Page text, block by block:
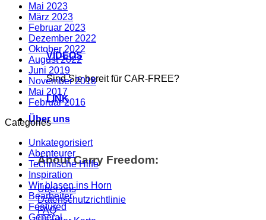
VIDEOS
Sind Sie bereit für CAR-FREE?
LINK
Über uns
About Carry Freedom:
Über uns
Datenschutzrichtlinie
FAQ
Mai 2023
März 2023
Februar 2023
Dezember 2022
Oktober 2022
August 2022
Juni 2019
November 2018
Mai 2017
Februar 2016
Categories
Unkategorisiert
Abenteurer
Technische Hilfe
Inspiration
Wir blasen ins Horn
Bearbeiter
Featured
General